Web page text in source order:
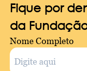
Fique por
da
Nome Completo